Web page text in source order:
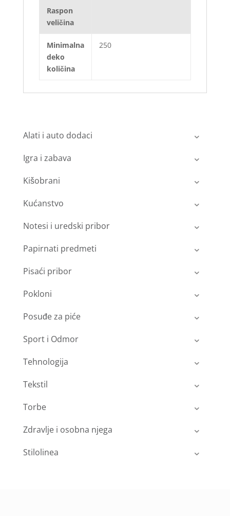
Raspon
veličina
Minimalna
deko
količina
250
Alati i auto dodaci
Igra i zabava
Kišobrani
Kućanstvo
Notesi i uredski pribor
Papirnati predmeti
Pisaći pribor
Pokloni
Posuđe za piće
Sport i Odmor
Tehnologija
Tekstil
Torbe
Zdravlje i osobna njega
Stilolinea